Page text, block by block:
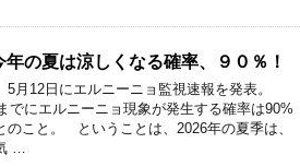
年の夏は涼しくなる確率、９０％！
5月12日にエルニーニョ監視速報を発表。
でにエルニーニョ現象が発生する確率は90%
のこと。 ということは、2026年の夏季は、
…